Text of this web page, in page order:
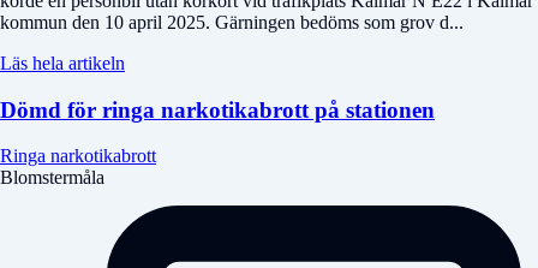
kommun den 10 april 2025. Gärningen bedöms som grov d...
Läs hela artikeln
Dömd för ringa narkotikabrott på stationen
Ringa narkotikabrott
Blomstermåla